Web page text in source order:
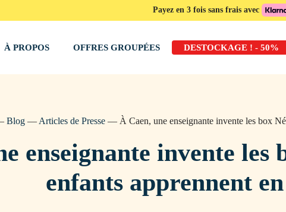
Payez en 3 fois sans frais avec
À PROPOS OFFRES GROUPÉES DESTOCKAGE ! - 50%
Blog — Articles de Presse — À Caen, une enseignante invente les box
enseignante invente les
enfants apprennent